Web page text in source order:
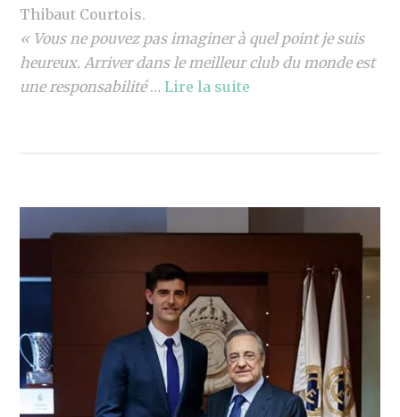
Thibaut Courtois.
« Vous ne pouvez pas imaginer à quel point je suis
heureux. Arriver dans le meilleur club du monde est
une responsabilité…Lire la suite